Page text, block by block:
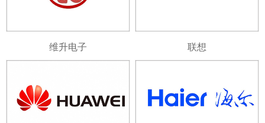
维升电子 联想